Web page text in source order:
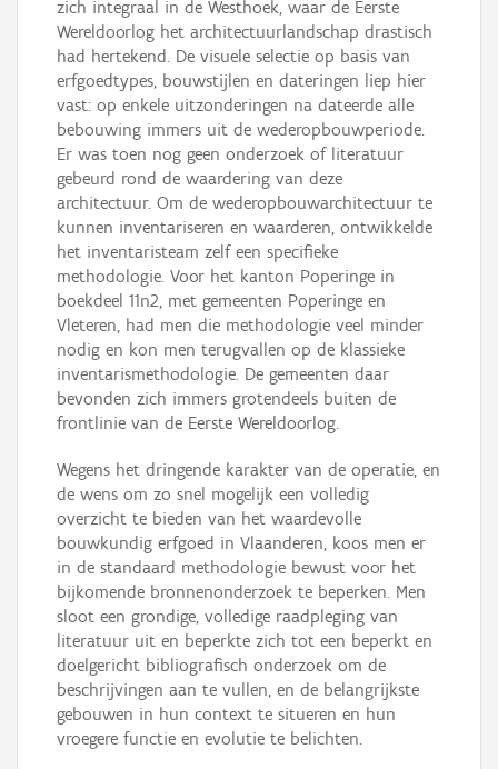
zich integraal in de Westhoek, waar de Eerste
Wereldoorlog het architectuurlandschap drastisch
had hertekend. De visuele selectie op basis van
erfgoedtypes, bouwstijlen en dateringen liep hier
vast: op enkele uitzonderingen na dateerde alle
bebouwing immers uit de wederopbouwperiode.
Er was toen nog geen onderzoek of literatuur
gebeurd rond de waardering van deze
architectuur. Om de wederopbouwarchitectuur te
kunnen inventariseren en waarderen, ontwikkelde
het inventaristeam zelf een specifieke
methodologie. Voor het kanton Poperinge in
boekdeel 11n2, met gemeenten Poperinge en
Vleteren, had men die methodologie veel minder
nodig en kon men terugvallen op de klassieke
inventarismethodologie. De gemeenten daar
bevonden zich immers grotendeels buiten de
frontlinie van de Eerste Wereldoorlog.
Wegens het dringende karakter van de operatie, en
de wens om zo snel mogelijk een volledig
overzicht te bieden van het waardevolle
bouwkundig erfgoed in Vlaanderen, koos men er
in de standaard methodologie bewust voor het
bijkomende bronnenonderzoek te beperken. Men
sloot een grondige, volledige raadpleging van
literatuur uit en beperkte zich tot een beperkt en
doelgericht bibliografisch onderzoek om de
beschrijvingen aan te vullen, en de belangrijkste
gebouwen in hun context te situeren en hun
vroegere functie en evolutie te belichten.